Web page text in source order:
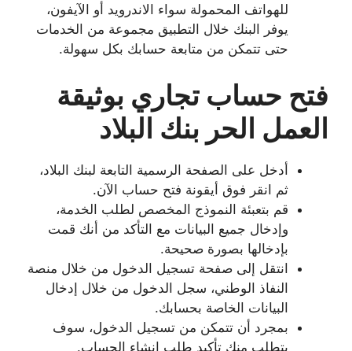
للهواتف المحمولة سواء الاندرويد أو الآيفون،
يوفر البنك خلال التطبيق مجموعة من الخدمات
حتى تتمكن من متابعة حسابك بكل سهولة.
فتح حساب تجاري بوثيقة
العمل الحر بنك البلاد
أدخل على الصفحة الرسمية التابعة لبنك البلاد،
ثم انقر فوق أيقونة فتح حساب الآن.
قم بتعبئة النموذج المخصص لطلب الخدمة،
وإدخال جميع البيانات مع التأكد من أنك قمت
بإدخالها بصورة صحيحة.
انتقل إلى صفحة تسجيل الدخول من خلال منصة
النفاذ الوطني، سجل الدخول من خلال إدخال
البيانات الخاصة بحسابك.
بمجرد أن تتمكن من تسجيل الدخول، سوف
يتطلب منك تأكيد طلب إنشاء الحساب.